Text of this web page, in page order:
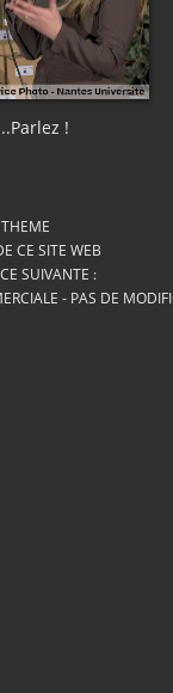
!
CE SITE WEB
SUIVANTE :
- PAS DE